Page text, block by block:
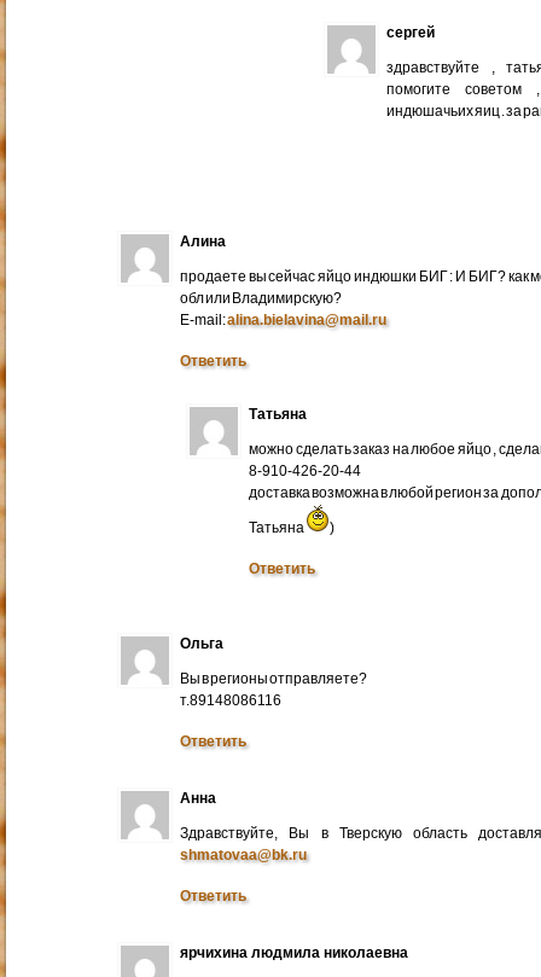
сергей
здравствуйте ,
помогите
индюшачьих яиц . за
Алина
продаете вы сейчас яйцо индюшки БИГ : И БИГ? как
обл или Владимирскую?
E-mail:alina.bielavina@mail.ru
Ответить
Татьяна
можно сделать заказ на любое яйцо ,
8-910-426-20-44
доставка возможна в любой регион за
Татьяна )
Ответить
Ольга
Вы в регионы отправляете?
т.89148086116
Ответить
Анна
Здравствуйте, Вы в Тверскую область
shmatovaa@bk.ru
Ответить
ярчихина людмила николаевна